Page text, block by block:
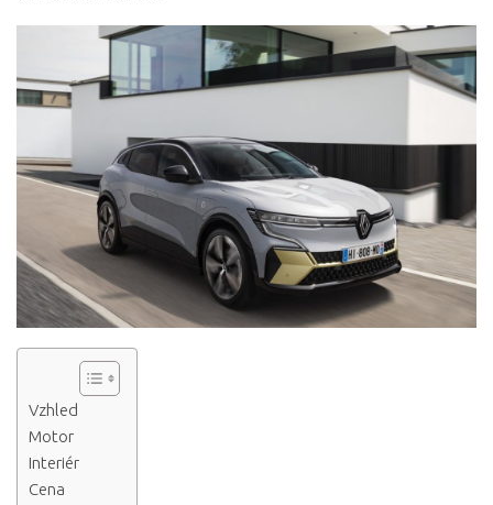
Vzhled
Motor
Interiér
Cena